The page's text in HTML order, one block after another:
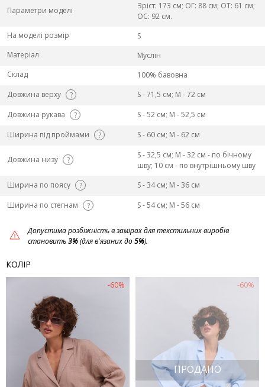
Параметри моделі
Зріст: 173 см; ОГ: 88 см; ОТ: 61 см;
ОС: 92 см.
На моделі розмір
S
Матеріал
Муслін
Склад
100% бавовна
Довжина верху
?
S - 71,5 см; M - 72 см
Довжина рукава
?
S - 52 см; M - 52,5 см
Ширина під проймами
? S - 60 см; M - 62 см
Довжина низу ?
S - 32,5 см; M - 32 см - по бічному
шву; 10 см - по внутрішньому шву
Ширина по поясу
?
S - 34 см; M - 36 см
Ширина по стегнам
? S - 54 см; M - 56 см
Допустима розбіжність в замірах для текстильних виробів
становить3%(для в'язаних до5%).
КОЛІР
-60% -60%
ПРОДАНО